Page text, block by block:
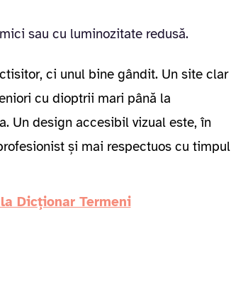
sau cu luminozitate redusă.
ci unul bine gândit. Un site clar
cu dioptrii mari până la
Un design accesibil vizual este, în
și mai respectuos cu timpul
Dicționar Termeni